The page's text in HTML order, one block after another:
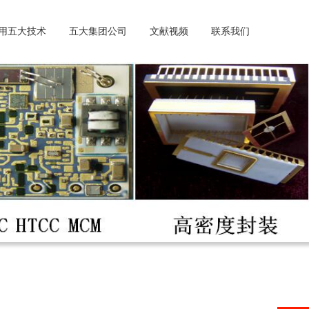
五大技术 五大集团公司 文献视频 联系我们